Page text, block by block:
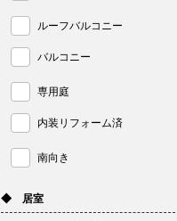
ルーフバルコニー
バルコニー
専用庭
内装リフォーム済
南向き
◆ 居室